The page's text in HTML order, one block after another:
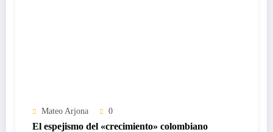
Mateo Arjona 0
El espejismo del «crecimiento» colombiano